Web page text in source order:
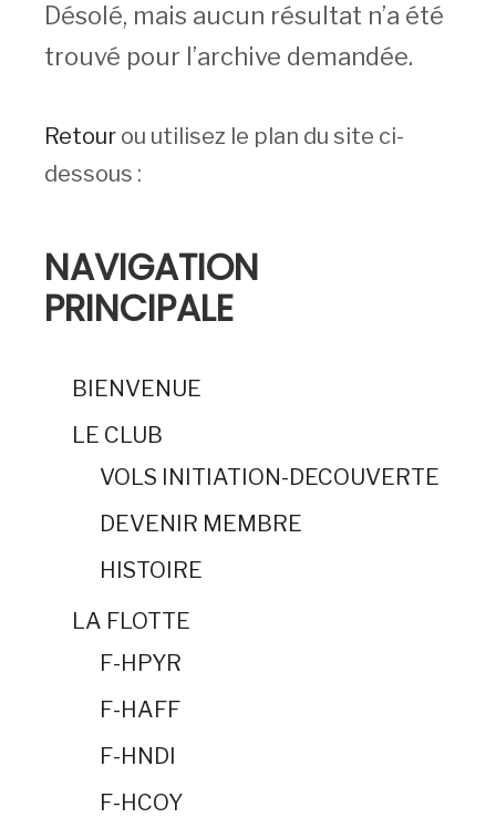
Désolé, mais aucun résultat n’a été
trouvé pour l’archive demandée.
Retour ou utilisez le plan du site ci-
dessous :
NAVIGATION
PRINCIPALE
BIENVENUE
LE CLUB
VOLS INITIATION-DECOUVERTE
DEVENIR MEMBRE
HISTOIRE
LA FLOTTE
F-HPYR
F-HAFF
F-HNDI
F-HCOY